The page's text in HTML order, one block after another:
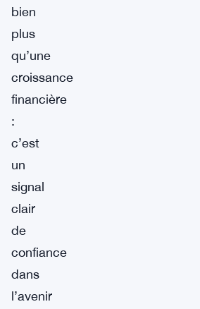
bien
plus
qu’une
croissance
financière
:
c’est
un
signal
clair
de
confiance
dans
l’avenir